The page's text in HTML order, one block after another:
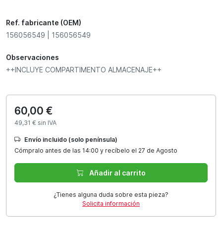
Ref. fabricante (OEM)
156056549 | 156056549
Observaciones
++INCLUYE COMPARTIMENTO ALMACENAJE++
60,00 €
49,31 € sin IVA
Envío incluido (solo península)
Cómpralo antes de las 14:00 y recíbelo el 27 de Agosto
Añadir al carrito
¿Tienes alguna duda sobre esta pieza?
Solicita información